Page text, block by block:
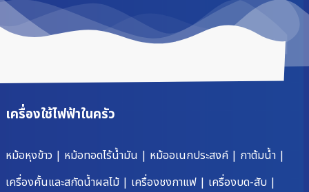
เครื่องใช้ไฟฟ้าในครัว
หม้อหุงข้าว | หม้อทอดไร้น้ำมัน | หม้ออเนกประสงค์ | กาต้มน้ำ |
เครื่องคั้นและสกัดน้ำผลไม้ | เครื่องชงกาแฟ | เครื่องบด-สับ |